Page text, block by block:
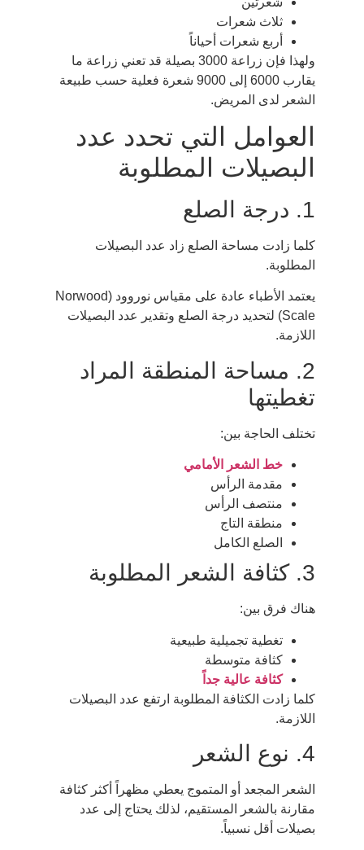
ثلاث شعرات
أربع شعرات أحياناً
ولهذا فإن زراعة 3000 بصيلة قد تعني زراعة ما
يقارب 6000 إلى 9000 شعرة فعلية حسب طبيعة
الشعر لدى المريض.
العوامل التي تحدد عدد
البصيلات المطلوبة
1. درجة الصلع
كلما زادت مساحة الصلع زاد عدد البصيلات
المطلوبة.
يعتمد الأطباء عادة على مقياس نوروود (Norwood
Scale) لتحديد درجة الصلع وتقدير عدد البصيلات
اللازمة.
2. مساحة المنطقة المراد
تغطيتها
تختلف الحاجة بين:
خط الشعر الأمامي
مقدمة الرأس
منتصف الرأس
منطقة التاج
الصلع الكامل
3. كثافة الشعر المطلوبة
هناك فرق بين:
تغطية تجميلية طبيعية
كثافة متوسطة
كثافة عالية جداً
كلما زادت الكثافة المطلوبة ارتفع عدد البصيلات
اللازمة.
4. نوع الشعر
الشعر المجعد أو المتموج يعطي مظهراً أكثر كثافة
مقارنة بالشعر المستقيم، لذلك يحتاج إلى عدد
بصيلات أقل نسبياً.